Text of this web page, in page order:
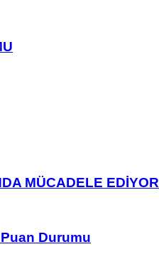
MÜCADELE EDİYOR
Durumu